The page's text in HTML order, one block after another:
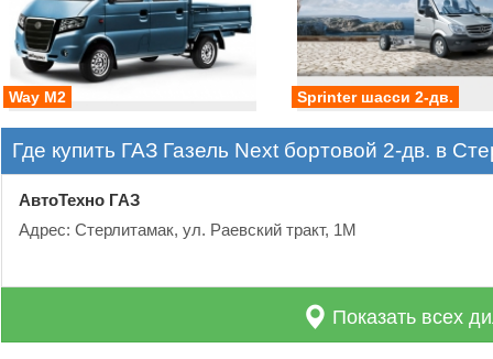
Way M2 Sprinter шасси 2-дв.
Где купить ГАЗ Газель Next бортовой 2-дв. в
АвтоТехно ГАЗ
Адрес: Стерлитамак, ул. Раевский тракт, 1М
Показать всех